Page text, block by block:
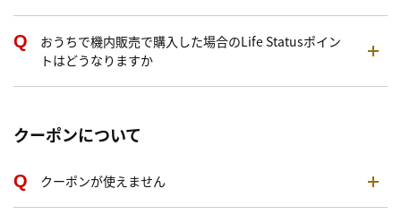
おうちで機内販売で購入した場合のLife Statusポイン
トはどうなりますか
クーポンについて
クーポンが使えません